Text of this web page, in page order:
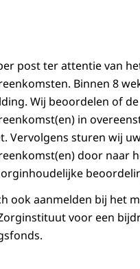
post ter attentie van
Binnen 8
Wij beoordelen of de
in
Vervolgens sturen wij
door naar
ook aanmelden bij het
voor een